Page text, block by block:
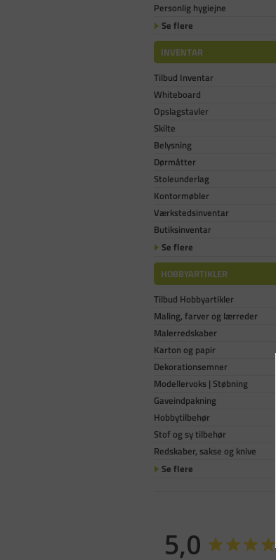
Personlig hygiejne
Se flere
INVENTAR
Tilbud Inventar
Whiteboard
Opslagstavler
Skilte
Belysning
Dørmåtter
Stoleunderlag
Kontormøbler
Værkstedsinventar
Butiksinventar
Se flere
HOBBYARTIKLER
Tilbud Hobbyartikler
Maling, farver og lærreder
Malerredskaber
Karton og papir
Dekorationsemner
Modellervoks | Støbning
Gaveindpakning
Hobbytilbehør
Stof og sy tilbehør
Redskaber, sakse og knive
Se flere
5,0